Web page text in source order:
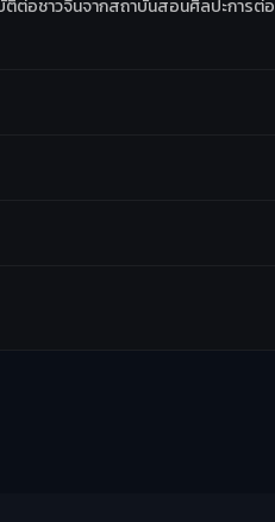
ต่อชาวจีนจากสถาบันสอนศิลปะการต่